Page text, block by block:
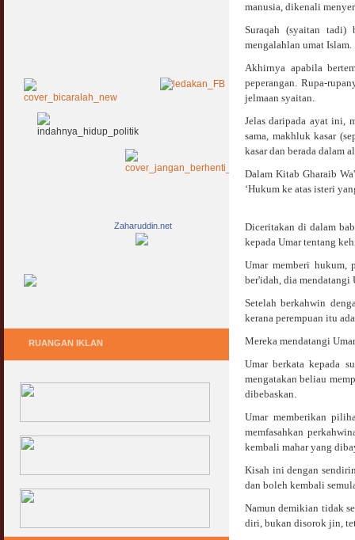
manusia, dikenali
Suraqah (syaitan tadi)
mengalahlan umat Islam.
Akhirnya apabila
peperangan. Rupa-
jelmaan syaitan.
Jelas daripada ayat ini,
sama, makhluk kasar
kasar dan berada dalam
Dalam Kitab Gharaib
‘Hukum ke atas isteri
Diceritakan di dalam
kepada Umar tentang
Umar memberi hukum,
ber'idah, dia mendatangi
Setelah berkahwin
kerana perempuan itu
Mereka mendatangi
Umar berkata kepada
mengatakan beliau
dibebaskan.
Umar memberikan
memfasahkan
kembali mahar yang
Kisah ini dengan
dan boleh kembali
Namun demikian tidak
diri, bukan disorok jin,
Zaharuddin.net
RUANGAN IKLAN